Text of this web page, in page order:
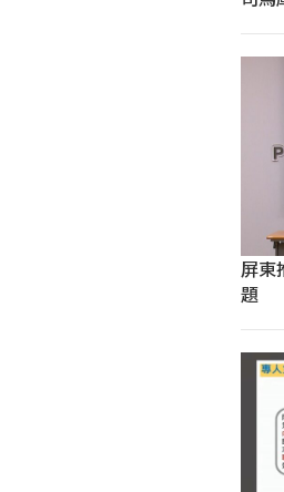
屏東
題